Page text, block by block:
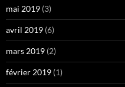
mai 2019 (3)
avril 2019 (6)
mars 2019 (2)
février 2019 (1)